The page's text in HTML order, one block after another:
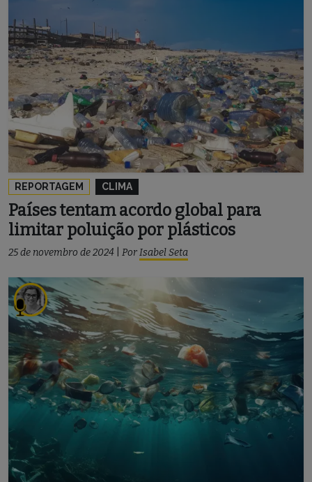
REPORTAGEM CLIMA
Países tentam acordo global para
limitar poluição por plásticos
25 de novembro de 2024 PorIsabel Seta